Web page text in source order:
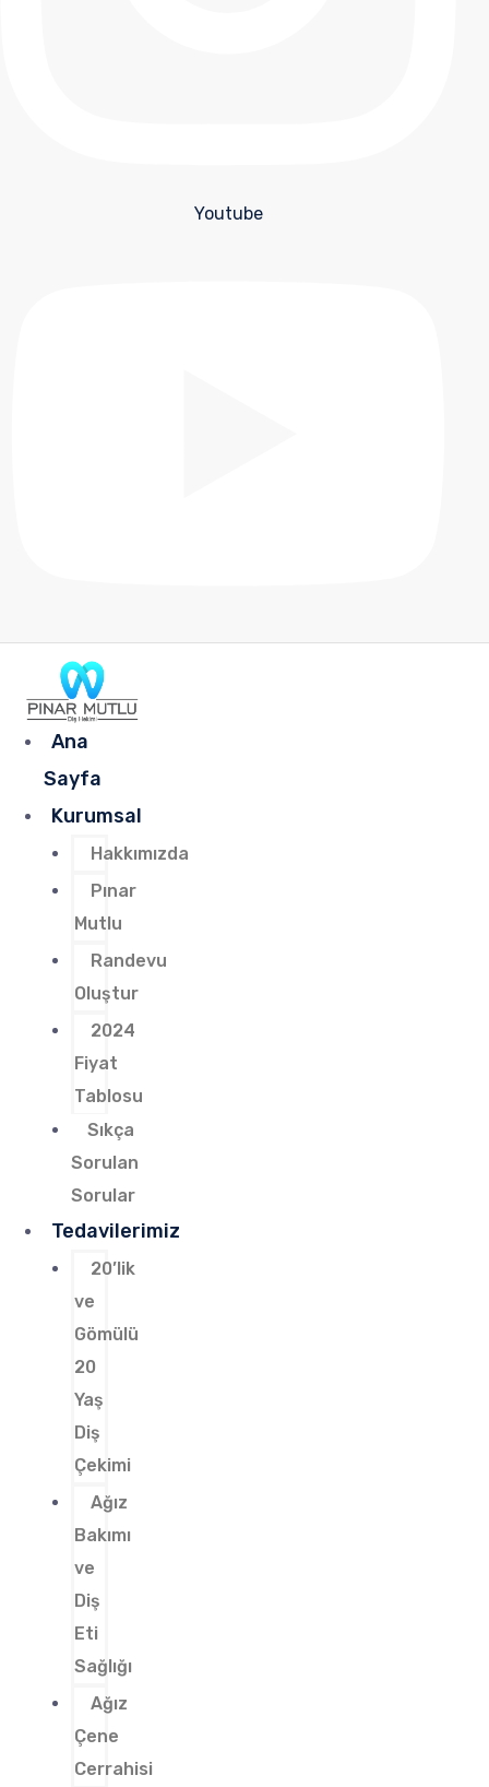
Youtube
Ana
Sayfa
Kurumsal
Hakkımızda
Pınar
Mutlu
Randevu
Oluştur
2024
Fiyat
Tablosu
Sıkça
Sorulan
Sorular
Tedavilerimiz
20’lik
ve
Gömülü
20
Yaş
Diş
Çekimi
Ağız
Bakımı
ve
Diş
Eti
Sağlığı
Ağız
Çene
Cerrahisi